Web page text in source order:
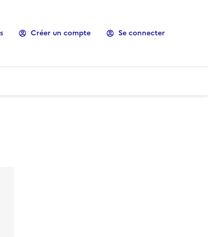
Créer un compte Se connecter